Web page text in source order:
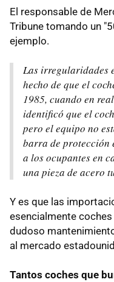
El responsable de
Tribune tomando un
ejemplo.
Las irregularidades
hecho de que el
1985, cuando en
identificó que el
pero el equipo no
barra de protección
a los ocupantes en
una pieza de acero
Y es que las
esencialmente
dudoso
al mercado
Tantos coches que